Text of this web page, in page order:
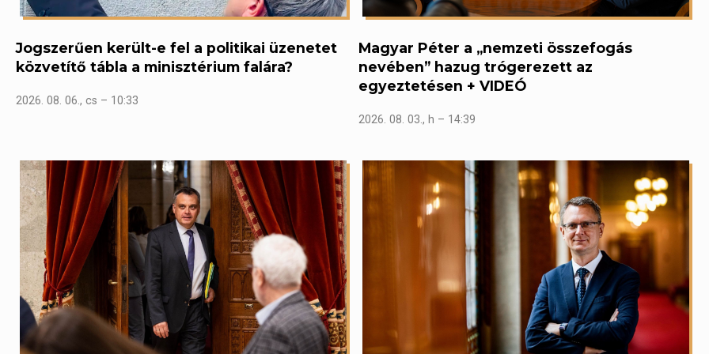
Jogszerűen került-e fel a politikai üzenetet
közvetítő tábla a minisztérium falára?
2026. 08. 06., cs – 10:33
Magyar Péter a „nemzeti összefogás
nevében” hazug trógerezett az
egyeztetésen + VIDEÓ
2026. 08. 03., h – 14:39